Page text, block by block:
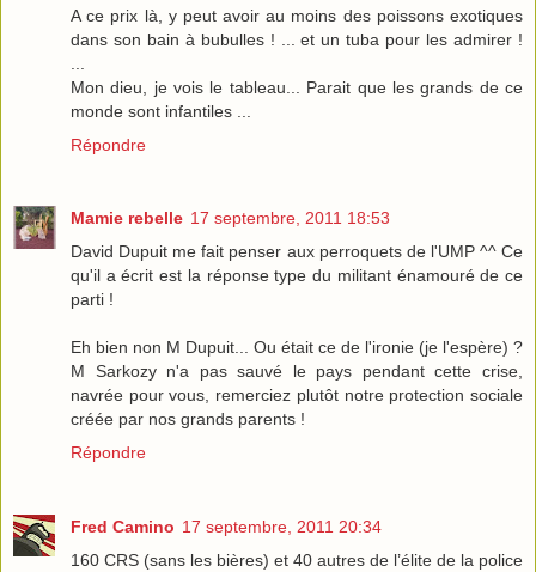
A ce prix là, y peut avoir au moins des poissons exotiques
dans son bain à bubulles ! ... et un tuba pour les admirer !
Mon dieu, je vois le tableau... Parait que les grands de ce
monde sont infantiles ...
Répondre
Mamie rebelle 17 septembre, 2011 18:53
David Dupuit me fait penser aux perroquets de l'UMP ^^ Ce
qu'il a écrit est la réponse type du militant énamouré de ce
parti !
Eh bien non M Dupuit... Ou était ce de l'ironie (je l'espère) ?
M Sarkozy n'a pas sauvé le pays pendant cette crise,
navrée pour vous, remerciez plutôt notre protection sociale
créée par nos grands parents !
Répondre
Fred Camino 17 septembre, 2011 20:34
160 CRS (sans les bières) et 40 autres de l’élite de la police